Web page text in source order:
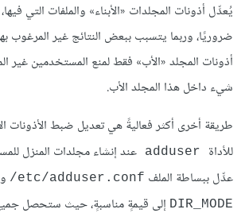
يُعدِّل أذونات المجلدات «الأبناء» والملفات التي
ضروريًا، وربما يتسبب ببعض النتائج غير المرغوب
أذونات المجلد «الأب» فقط لمنع المستخدمين غير
شيء داخل هذا المجلد الأب.
طريقة أخرى أكثر فعاليةً هي تعديل ضبط الأذونات
للأداة
عند إنشاء مجلدات المنزل
عدِّل ببساطة الملف ‎ /etc/adduser.conf
DIR_MODE إلى قيمةٍ مناسبةٍ، حيث ستحصل